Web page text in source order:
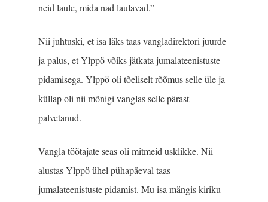
neid laule, mida nad laulavad.”
Nii juhtuski, et isa läks taas vangladirektori juurde
ja palus, et Ylppö võiks jätkata jumalateenistuste
pidamisega. Ylppö oli tõeliselt rõõmus selle üle ja
küllap oli nii mõnigi vanglas selle pärast
palvetanud.
Vangla töötajate seas oli mitmeid usklikke. Nii
alustas Ylppö ühel pühapäeval taas
jumalateenistuste pidamist. Mu isa mängis kiriku